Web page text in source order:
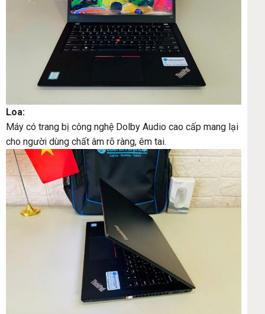
Loa:
Máy có trang bị công nghệ Dolby Audio cao cấp mang lại
cho người dùng chất âm rõ ràng, êm tai.